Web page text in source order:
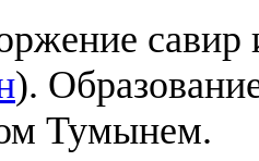
савир
).
Тумынем.